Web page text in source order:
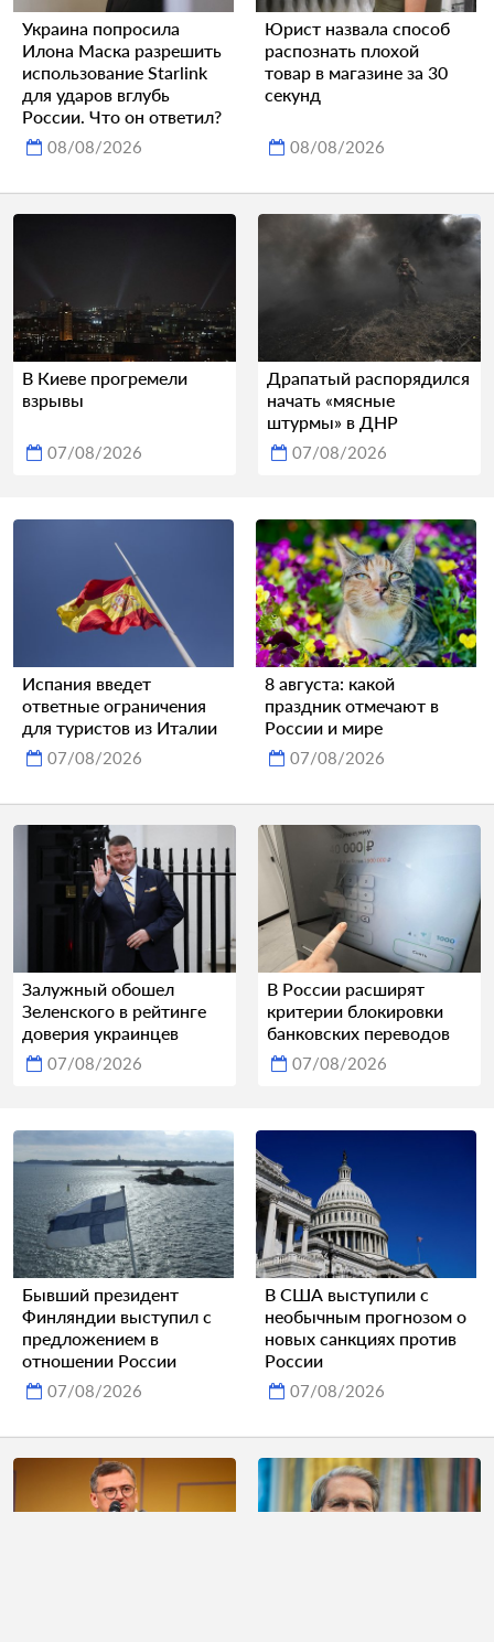
Украина попросила
Илона Маска разрешить
использование Starlink
для ударов вглубь
России. Что он ответил?
08/08/2026
Юрист назвала способ
распознать плохой
товар в магазине за 30
секунд
08/08/2026
В Киеве прогремели
взрывы
07/08/2026
Драпатый распорядился
начать «мясные
штурмы» в ДНР
07/08/2026
Испания введет
ответные ограничения
для туристов из Италии
07/08/2026
8 августа: какой
праздник отмечают в
России и мире
07/08/2026
Залужный обошел
Зеленского в рейтинге
доверия украинцев
07/08/2026
В России расширят
критерии блокировки
банковских переводов
07/08/2026
Бывший президент
Финляндии выступил с
предложением в
отношении России
07/08/2026
В США выступили с
необычным прогнозом о
новых санкциях против
России
07/08/2026